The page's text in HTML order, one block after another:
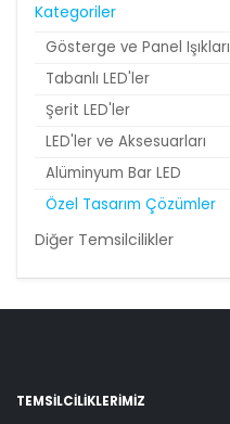
Kategoriler
Gösterge ve Panel Işıkları
Tabanlı LED'ler
Şerit LED'ler
LED'ler ve Aksesuarları
Alüminyum Bar LED
Özel Tasarım Çözümler
Diğer Temsilcilikler
TEMSİLCİLİKLERİMİZ